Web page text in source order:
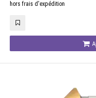
hors frais d'expédition